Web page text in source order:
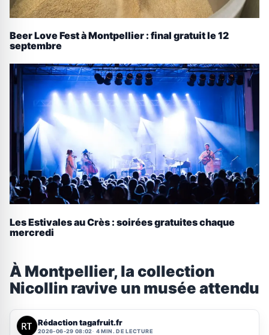
Beer Love Fest à Montpellier : final gratuit le 12
septembre
Les Estivales au Crès : soirées gratuites chaque
mercredi
À Montpellier, la collection
Nicollin ravive un musée attendu
Rédaction tagafruit.fr
2026-06-29 08:02 4 MIN. DE LECTURE